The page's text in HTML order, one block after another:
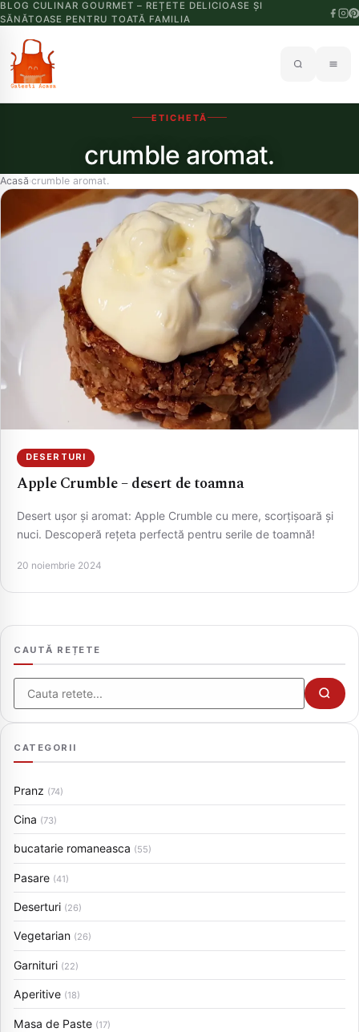
BLOG CULINAR GOURMET – REȚETE DELICIOASE ȘI
SĂNĂTOASE PENTRU TOATĂ FAMILIA
ETICHETĂ
crumble aromat.
Acasă›crumble aromat.
DESERTURI
Apple Crumble – desert de toamna
Desert ușor și aromat: Apple Crumble cu mere, scorțișoară și
nuci. Descoperă rețeta perfectă pentru serile de toamnă!
20 noiembrie 2024
CAUTĂ REȚETE
Cauta
CATEGORII
Pranz (74)
Cina (73)
bucatarie romaneasca (55)
Pasare (41)
Deserturi (26)
Vegetarian (26)
Garnituri (22)
Aperitive (18)
Masa de Paste (17)